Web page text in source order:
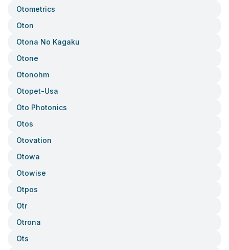
Otometrics
Oton
Otona No Kagaku
Otone
Otonohm
Otopet-Usa
Oto Photonics
Otos
Otovation
Otowa
Otowise
Otpos
Otr
Otrona
Ots